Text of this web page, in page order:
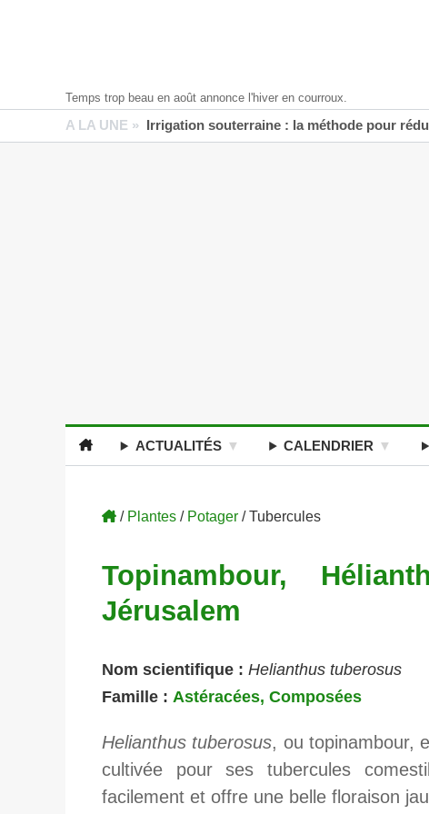
Temps trop beau en août annonce l'hiver en courroux.
A LA UNE » Irrigation souterraine : la méthode pour
ACTUALITÉS CALENDRIER
/ Plantes / Potager / Tubercules
Topinambour,
Jérusalem
Nom scientifique : Helianthus tuberosus
Famille : Astéracées, Composées
Helianthus tuberosus, ou topinambour,
cultivée pour ses tubercules
facilement et offre une belle floraison